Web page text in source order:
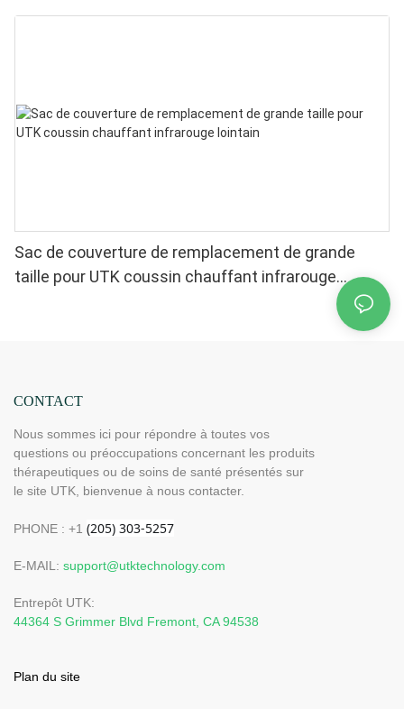
remplacement21 ”x 31”
Sac de couverture de remplacement de grande
taille pour UTK coussin chauffant infrarouge
CONTACT
Nous sommes ici pour répondre à toutes vos
questions ou préoccupations concernant les produits
thérapeutiques ou de soins de santé présentés sur
le site UTK, bienvenue à nous contacter.
PHONE : +1
E-MAIL: support@utktechnology.com
Entrepôt UTK:
44364 S Grimmer Blvd Fremont, CA 94538
Plan du site